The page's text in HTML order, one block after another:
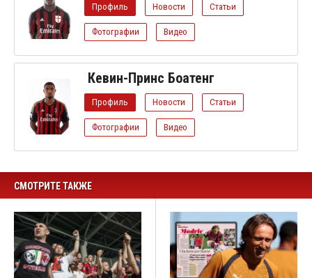
Профиль Новости Статьи
Фотографии Видео
Кевин-Принс Боатенг
Профиль Новости Статьи
Фотографии Видео
СМОТРИТЕ ТАКЖЕ